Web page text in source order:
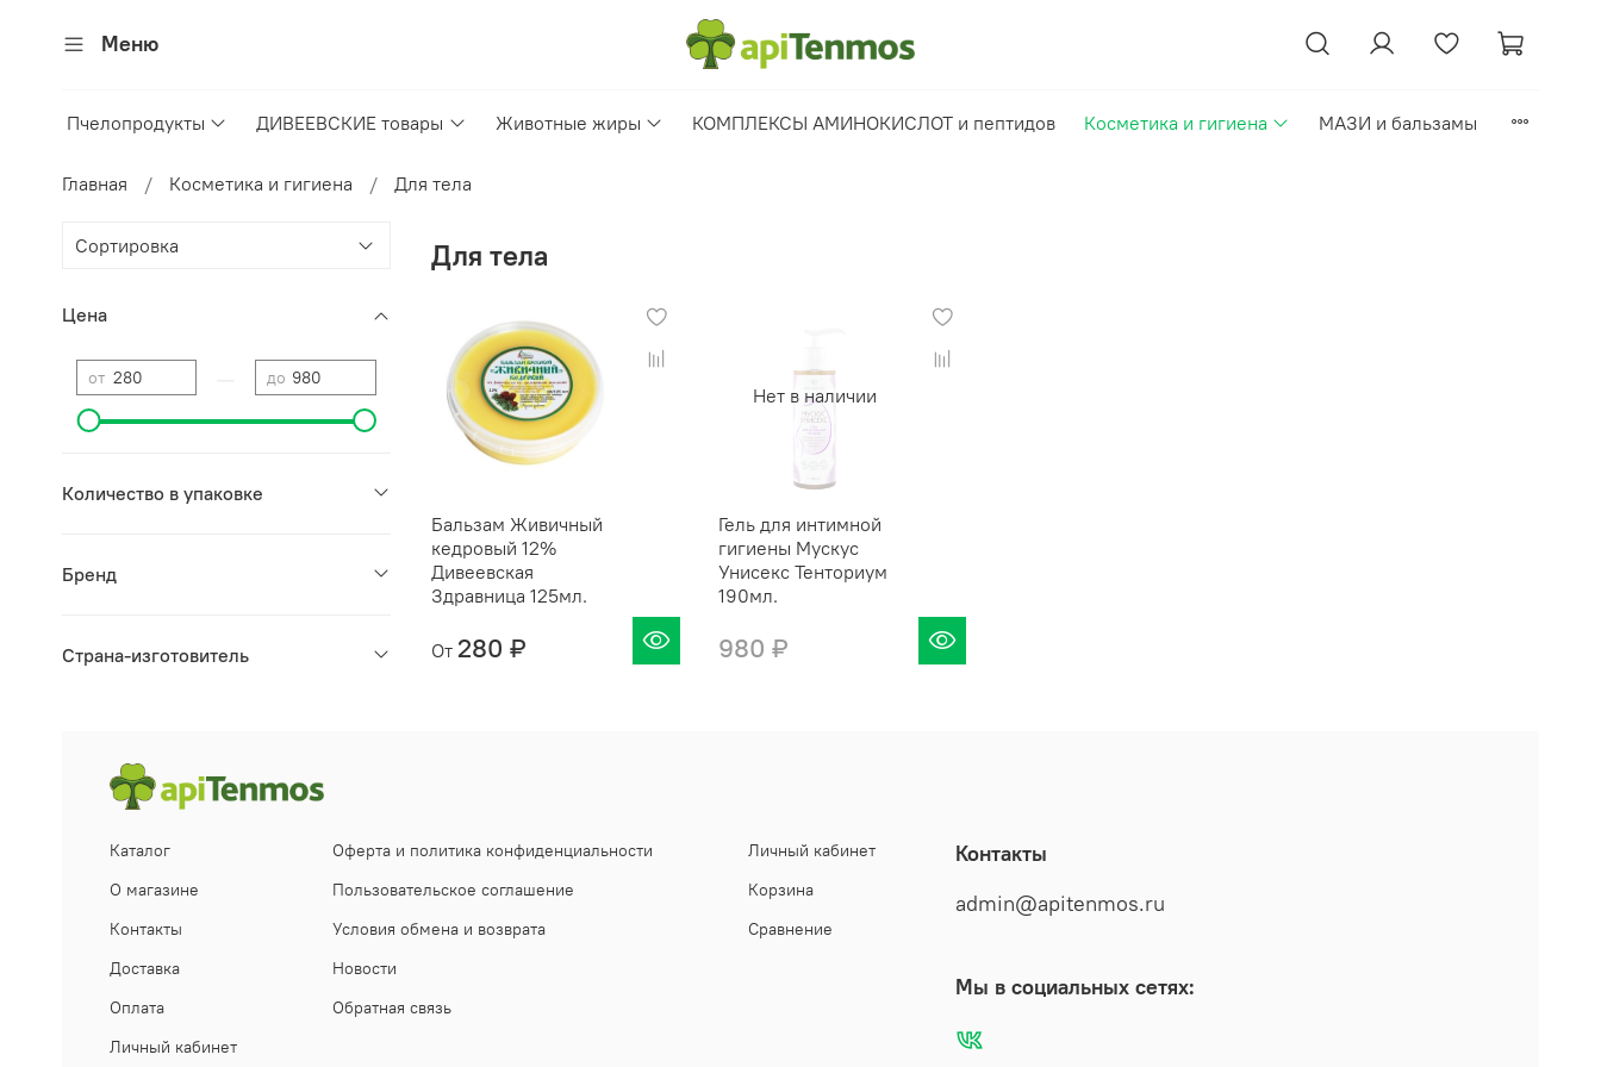
Меню
Пчелопродукты ДИВЕЕВСКИЕ товары Животные жиры КОМПЛЕКСЫ АМИНОКИСЛОТ и пептидов Косметика и гигиена МАЗИ и бальзамы
Главная Косметика и гигиена Для тела
Для тела
Бальзам Живичный
кедровый 12%
Дивеевская
Здравница 125мл.
От 280 ₽
Нет в наличии
Гель для интимной
гигиены Мускус
Унисекс Тенториум
190мл.
980 ₽
Цена
от до
Количество в упаковке
Бренд
Страна-изготовитель
Каталог
О магазине
Контакты
Доставка
Оплата
Личный кабинет
Оферта и политика конфиденциальности
Пользовательское соглашение
Условия обмена и возврата
Новости
Обратная связь
Личный кабинет
Корзина
Сравнение
Контакты
admin@apitenmos.ru
Мы в социальных сетях: